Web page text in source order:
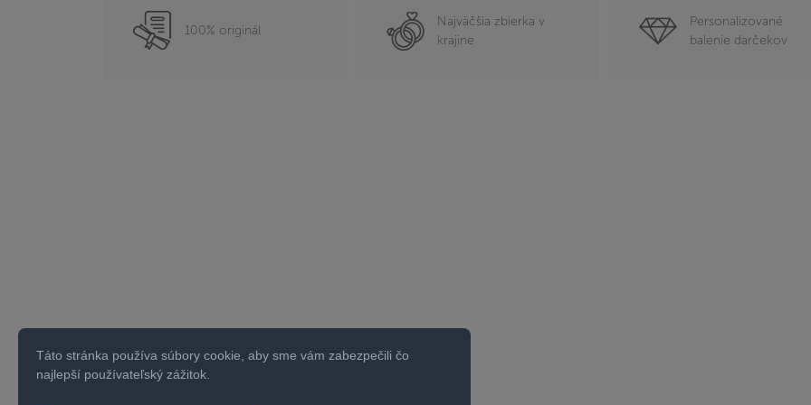
100% originál
Najväčšia zbierka v
krajine
Personalizované
balenie darčekov
Táto stránka používa súbory cookie, aby sme vám zabezpečili čo
najlepší používateľský zážitok.